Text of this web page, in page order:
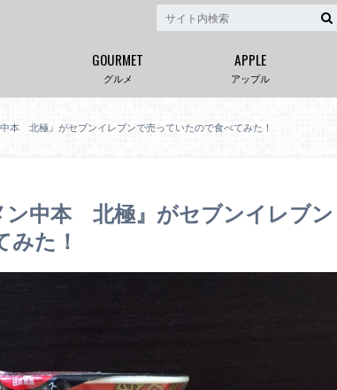
グルメ
GOURMET
アップル
APPLE
本 北極』がセブンイレブンで売っていたので食べてみた！
ン中本 北極』がセブンイレブン
みた！